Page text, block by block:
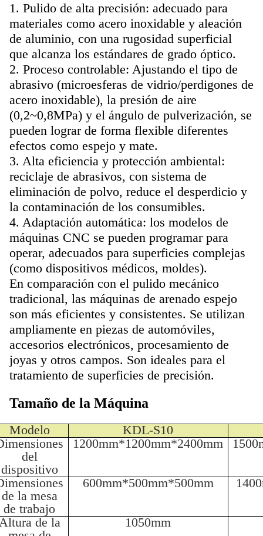
1. Pulido de alta precisión: adecuado para
materiales como acero inoxidable y aleación
de aluminio, con una rugosidad superficial
que alcanza los estándares de grado óptico.
2. Proceso controlable: Ajustando el tipo de
abrasivo (microesferas de vidrio/perdigones de
acero inoxidable), la presión de aire
(0,2~0,8MPa) y el ángulo de pulverización, se
pueden lograr de forma flexible diferentes
efectos como espejo y mate.
3. Alta eficiencia y protección ambiental:
reciclaje de abrasivos, con sistema de
eliminación de polvo, reduce el desperdicio y
la contaminación de los consumibles.
4. Adaptación automática: los modelos de
máquinas CNC se pueden programar para
operar, adecuados para superficies complejas
(como dispositivos médicos, moldes).
En comparación con el pulido mecánico
tradicional, las máquinas de arenado espejo
son más eficientes y consistentes. Se utilizan
ampliamente en piezas de automóviles,
accesorios electrónicos, procesamiento de
joyas y otros campos. Son ideales para el
tratamiento de superficies de precisión.
Tamaño de la Máquina
Modelo
KDL-S10
del
dispositivo
1200mm*1200mm*2400mm
de la mesa
de trabajo
600mm*500mm*500mm
de la
1050mm